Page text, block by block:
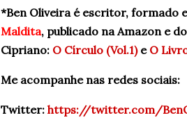
*Ben Oliveira é escritor,
Maldita, publicado na Amazon e
Cipriano: O Círculo (Vol.1)e O
Me acompanhe nas redes sociais:
Twitter: https://twitter.com/